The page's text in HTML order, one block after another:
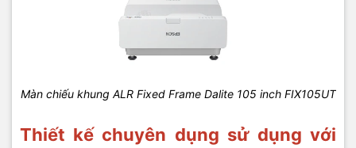
Màn chiếu khung ALR Fixed Frame Dalite 105 inch FIX105UT
Thiết kế chuyên dụng sử dụng với